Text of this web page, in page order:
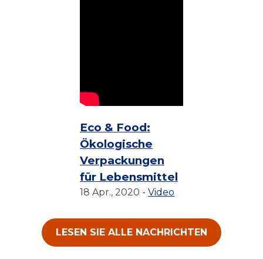
Eco & Food:
Ökologische
Verpackungen
für Lebensmittel
18 Apr., 2020 - Video
LESEN SIE ALLE NACHRICHTEN